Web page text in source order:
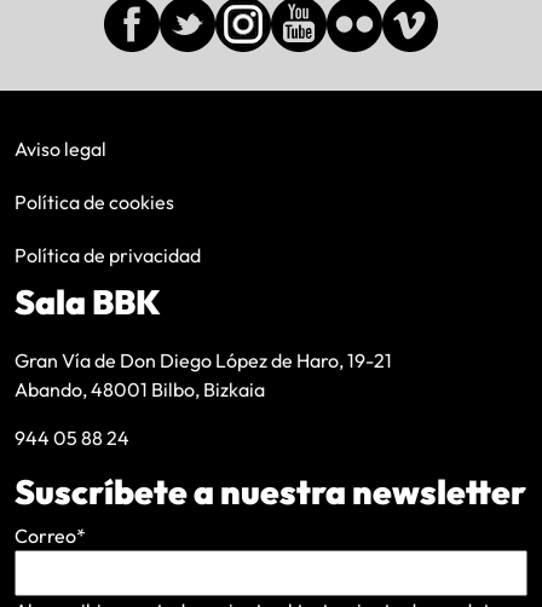
Aviso legal
Política de cookies
Política de privacidad
Sala BBK
Gran Vía de Don Diego López de Haro, 19-21
Abando, 48001 Bilbo, Bizkaia
944 05 88 24
Suscríbete a nuestra newsletter
Correo*